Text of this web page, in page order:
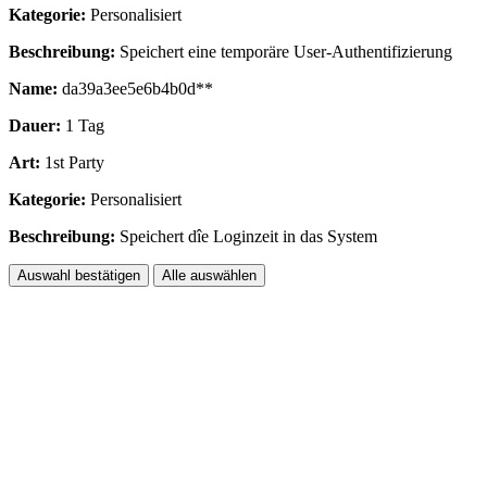
Kategorie: Personalisiert
Beschreibung: Speichert eine temporäre User-Authentifizierung
Name: da39a3ee5e6b4b0d**
Dauer: 1 Tag
Art: 1st Party
Kategorie: Personalisiert
Beschreibung: Speichert dîe Loginzeit in das System
Auswahl bestätigen Alle auswählen